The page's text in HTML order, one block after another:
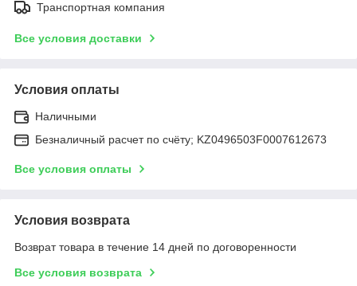
Транспортная компания
Все условия доставки
Условия оплаты
Наличными
Безналичный расчет по счёту; KZ0496503F0007612673
Все условия оплаты
Условия возврата
Возврат товара в течение 14 дней по договоренности
Все условия возврата